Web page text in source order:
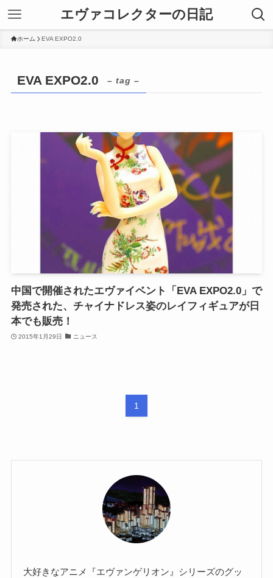
エヴァコレクターの日記
ホーム EVA EXPO2.0
EVA EXPO2.0 – tag –
中国で開催されたエヴァイベント「EVA EXPO2.0」で
発売された、チャイナドレス姿のレイフィギュアが日
本でも販売！
2015年1月29日 ニュース
1
大好きなアニメ『エヴァンゲリオン』シリーズのグッ